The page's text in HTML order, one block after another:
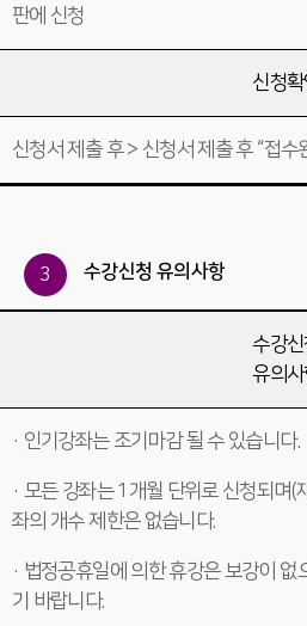
판에 신청
신청확
신청서 제출 후 > 신청서 제출 후 “접수
3 수강신청 유의사항
수강신
유의
· 인기강좌는 조기마감 될 수 있습니다.
· 모든 강좌는 1개월 단위로 신청되며
좌의 개수 제한은 없습니다.
· 법정공휴일에 의한 휴강은 보강이
기 바랍니다.